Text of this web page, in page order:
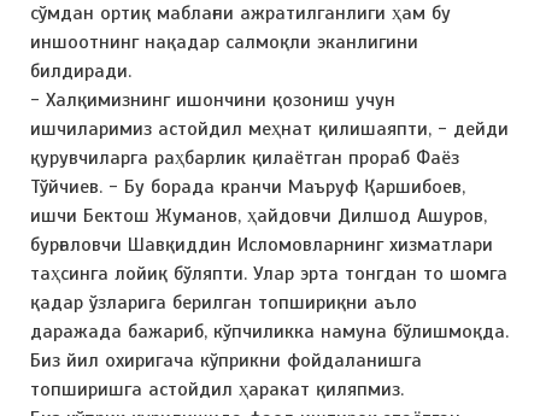
сўмдан ортиқ маблағни ажратилганлиги ҳам бу
иншоотнинг нақадар салмоқли эканлигини
билдиради.
- Халқимизнинг ишончини қозониш учун
ишчиларимиз астойдил меҳнат қилишаяпти, - дейди
қурувчиларга раҳбарлик қилаётган прораб Фаёз
Тўйчиев. - Бу борада кранчи Маъруф Қаршибоев,
ишчи Бектош Жуманов, ҳайдовчи Дилшод Ашуров,
бурғаловчи Шавқиддин Исломовларнинг хизматлари
таҳсинга лойиқ бўляпти. Улар эрта тонгдан то шомга
қадар ўзларига берилган топшириқни аъло
даражада бажариб, кўпчиликка намуна бўлишмоқда.
Биз йил охиригача кўприкни фойдаланишга
топширишга астойдил ҳаракат қиляпмиз.